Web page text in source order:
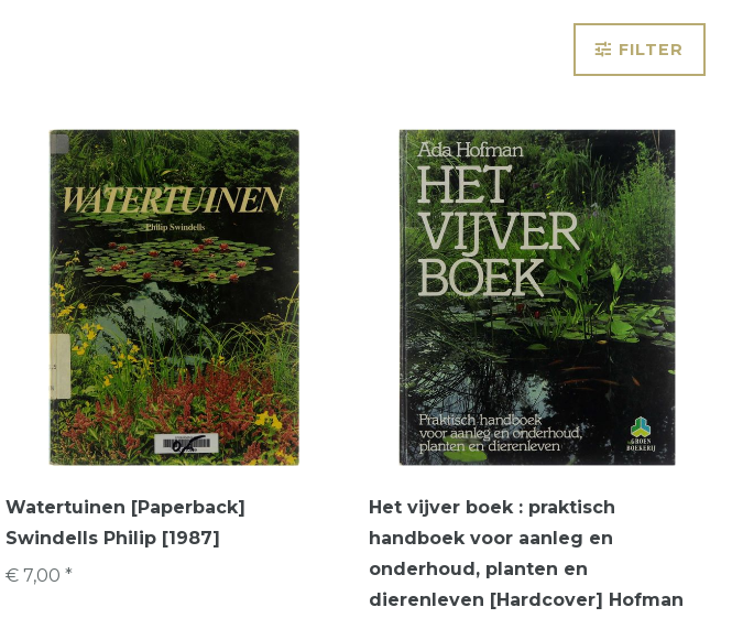
FILTER
Watertuinen [Paperback]
Swindells Philip [1987]
€ 7,00 *
Het vijver boek : praktisch
handboek voor aanleg en
onderhoud, planten en
dierenleven [Hardcover] Hofman